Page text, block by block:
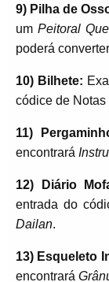
9) Pilha de
um Peitoral
poderá
10) Bilhete:
códice de Notas
11)
encontrará
12) Diário
entrada do
Dailan.
13) Esqueleto
encontrará